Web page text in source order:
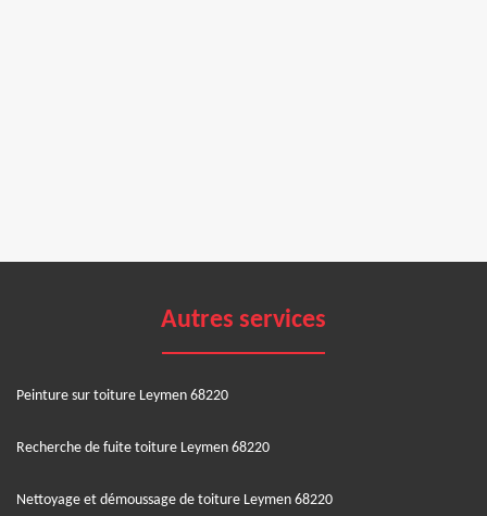
Autres services
Peinture sur toiture Leymen 68220
Recherche de fuite toiture Leymen 68220
Nettoyage et démoussage de toiture Leymen 68220